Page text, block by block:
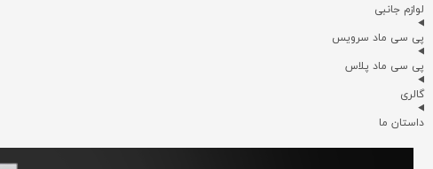
لوازم جانبی
پی سی ماد سرویس
پی سی ماد پلاس
گالری
داستان ما